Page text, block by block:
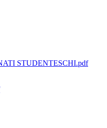
STUDENTESCHI.pdf